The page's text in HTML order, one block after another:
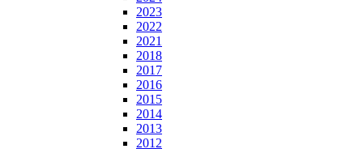
2023
2022
2021
2018
2017
2016
2015
2014
2013
2012